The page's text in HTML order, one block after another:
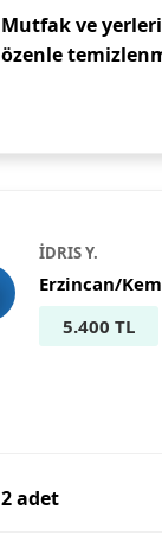
Mutfak ve
özenle
İDRIS Y.
Erzincan/
5.400 TL
2 adet